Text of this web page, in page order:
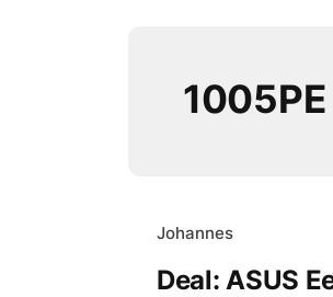
1005PE
Johannes
Deal: ASUS